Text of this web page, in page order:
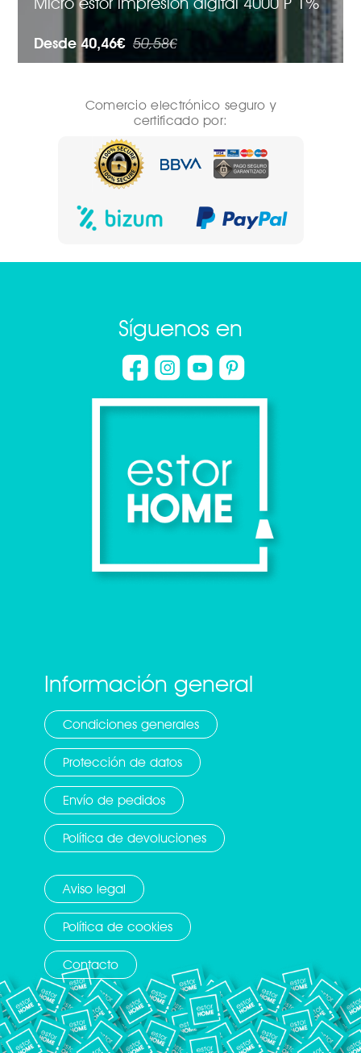
Desde 40,46€50,58€
Comercio electrónico seguro y
certificado por:
Información general
Condiciones generales
Protección de datos
Envío de pedidos
Política de devoluciones
Aviso legal
Política de cookies
Contacto
Síguenos en